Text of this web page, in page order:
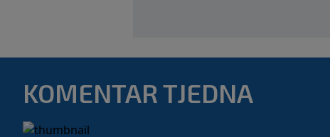
KOMENTAR TJEDNA